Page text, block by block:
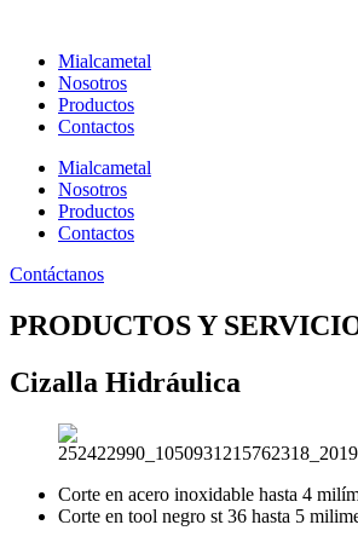
contenidoMialcametal
Nosotros
Productos
Contactos
Mialcametal
Nosotros
Productos
Contactos
Contáctanos
PRODUCTOS Y
Cizalla Hidráulica
Corte en acero inoxidable hasta 4
Corte en tool negro st 36 hasta 5